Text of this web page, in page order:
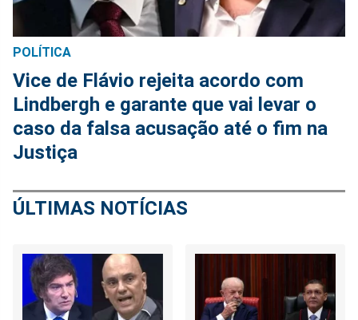
POLÍTICA
Vice de Flávio rejeita acordo com
Lindbergh e garante que vai levar o
caso da falsa acusação até o fim na
Justiça
ÚLTIMAS NOTÍCIAS